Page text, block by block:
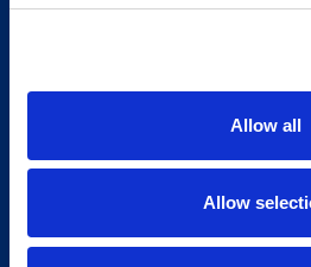
Allow all
Allow